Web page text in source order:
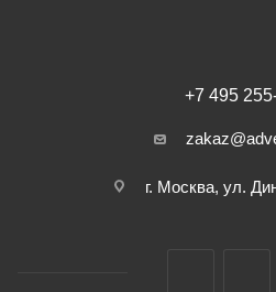
+7 495
г. Москва, ул.